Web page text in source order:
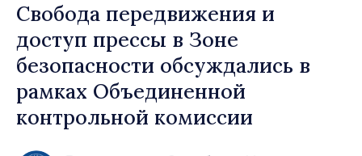
Свобода передвижения и
доступ прессы в Зоне
безопасности обсуждались в
рамках Объединенной
контрольной комиссии